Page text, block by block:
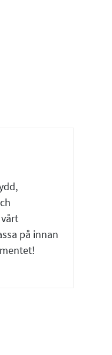
på innan